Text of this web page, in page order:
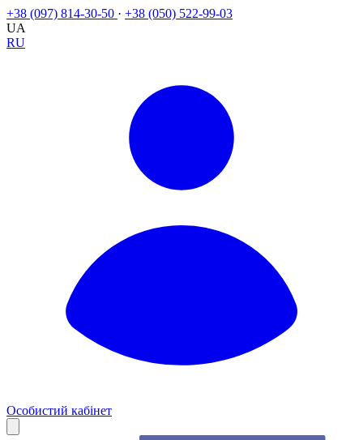
+38 (097) 814-30-50 · +38 (050) 522-99-03
UA
RU
Особистий кабінет